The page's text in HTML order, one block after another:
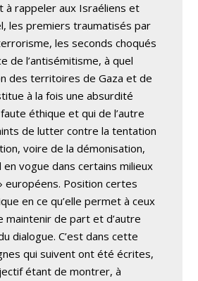
à rappeler aux Israéliens et
les premiers traumatisés par
les seconds choqués
de l’antisémitisme, à quel
des territoires de Gaza et de
à la fois une absurdité
éthique et qui de l’autre
de lutter contre la tentation
voire de la démonisation,
en vogue dans certains milieux
européens. Position certes
en ce qu’elle permet à ceux
maintenir de part et d’autre
dialogue. C’est dans cette
qui suivent ont été écrites,
étant de montrer, à